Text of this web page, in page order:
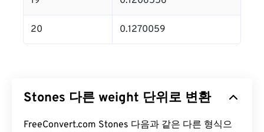
20 0.1270059
Stones 다른 weight 단위로 변환
FreeConvert.com Stones 다음과 같은 다른 형식으